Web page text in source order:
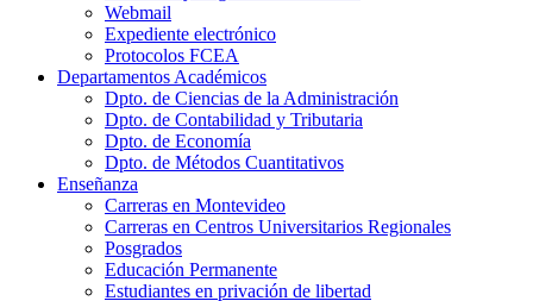
Webmail
Expediente electrónico
Protocolos FCEA
Departamentos Académicos
Dpto. de Ciencias de la Administración
Dpto. de Contabilidad y Tributaria
Dpto. de Economía
Dpto. de Métodos Cuantitativos
Enseñanza
Carreras en Montevideo
Carreras en Centros Universitarios Regionales
Posgrados
Educación Permanente
Estudiantes en privación de libertad